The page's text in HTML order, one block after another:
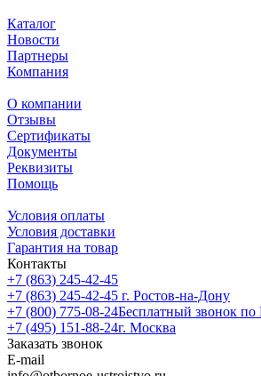
Каталог
Новости
Партнеры
Компания
О компании
Отзывы
Сертификаты
Документы
Реквизиты
Помощь
Условия оплаты
Условия доставки
Гарантия на товар
Контакты
+7 (863) 245-42-45
+7 (863) 245-42-45 г. Ростов-на-Дону
+7 (800) 775-08-24Бесплатный звонок по
+7 (495) 151-88-24г. Москва
Заказать звонок
E-mail